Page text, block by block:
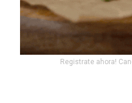
Registrate ahora!